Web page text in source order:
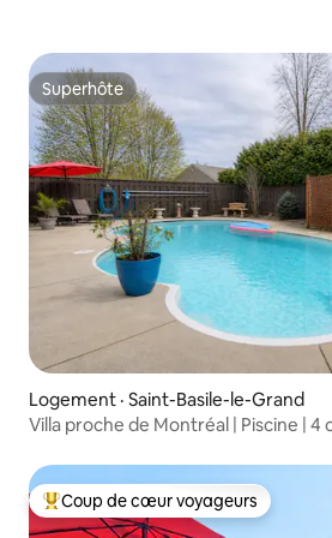
Superhôte
Superhôte
Logement · Saint-Basile-le-Grand
Villa proche de Montréal | Piscine | 4
Coup de cœur voyageurs parmi les
Coup de cœur voyageurs